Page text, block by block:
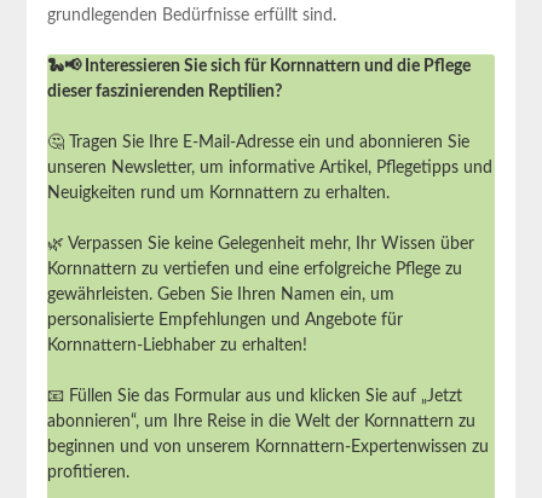
grundlegenden Bedürfnisse erfüllt sind.
🐍📢 Interessieren Sie sich für Kornnattern und die Pflege
dieser faszinierenden Reptilien?
🤔 Tragen Sie Ihre E-Mail-Adresse ein und abonnieren Sie
unseren Newsletter, um informative Artikel, Pflegetipps und
Neuigkeiten rund um Kornnattern zu erhalten.
🌿 Verpassen Sie keine Gelegenheit mehr, Ihr Wissen über
Kornnattern zu vertiefen und eine erfolgreiche Pflege zu
gewährleisten. Geben Sie Ihren Namen ein, um
personalisierte Empfehlungen und Angebote für
Kornnattern-Liebhaber zu erhalten!
📧 Füllen Sie das Formular aus und klicken Sie auf „Jetzt
abonnieren“, um Ihre Reise in die Welt der Kornnattern zu
beginnen und von unserem Kornnattern-Expertenwissen zu
profitieren.